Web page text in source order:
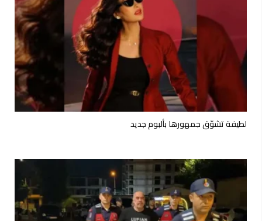
لطيفة تشوّق جمهورها بألبوم جديد